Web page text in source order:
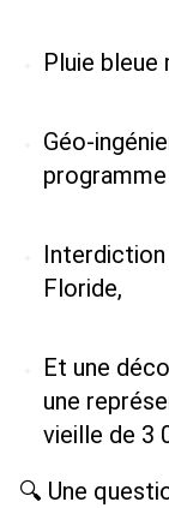
Pluie bleue
Géo-
Floride,
Et une
une
vieille de 3
🔍 Une